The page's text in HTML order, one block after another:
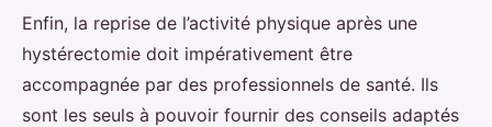
Enfin, la reprise de l’activité physique après une
hystérectomie doit impérativement être
accompagnée par des professionnels de santé. Ils
sont les seuls à pouvoir fournir des conseils adaptés